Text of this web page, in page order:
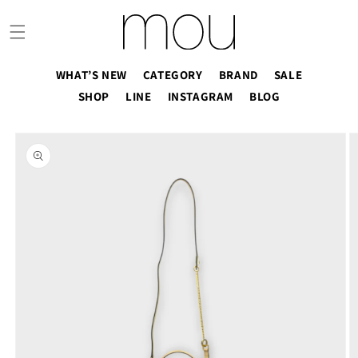
進む
WHAT’S NEW CATEGORY BRAND
SALE
SHOP
LINE INSTAGRAM BLOG
報にス
キップ